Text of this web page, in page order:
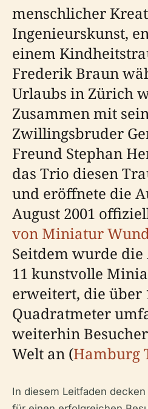
menschlicher
Ingenieurskunst,
einem
Frederik Braun
Urlaubs in Zürich
Zusammen mit
Zwillingsbruder
Freund Stephan
das Trio diesen
und eröffnete die
August 2001
von Miniatur
Seitdem wurde
11 kunstvolle
erweitert, die über
Quadratmeter
weiterhin
Welt an (Hamburg
In diesem Leitfaden